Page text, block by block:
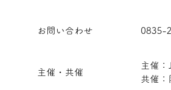
お問い合わせ 0835-
主催・共催
主催：
共催：